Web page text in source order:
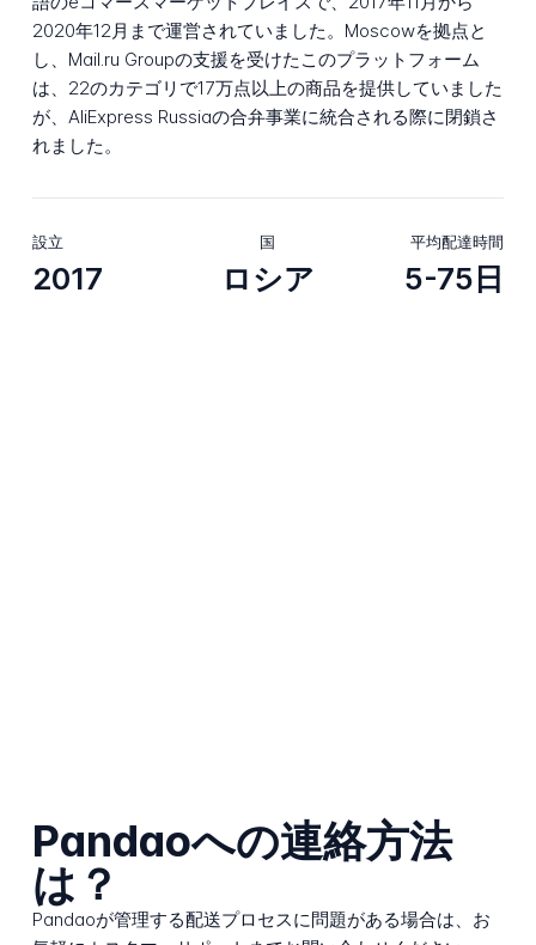
2020年12月まで運営されていました。Moscowを拠点と
し、Mail.ru Groupの支援を受けたこのプラットフォーム
は、22のカテゴリで17万点以上の商品を提供していました
が、AliExpress Russiaの合弁事業に統合される際に閉鎖さ
れました。
設立
2017
国
ロシア
平均配達時間
5-75日
Pandaoへの連絡方法
は？
Pandaoが管理する配送プロセスに問題がある場合は、お